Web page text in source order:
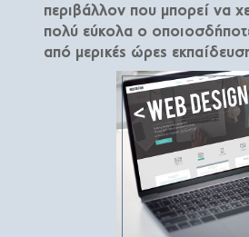
περιβάλλον που μπορεί να
πολύ εύκολα ο
από μερικές ώρες